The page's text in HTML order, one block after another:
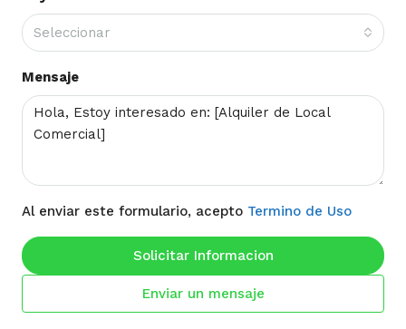
Seleccionar
Mensaje
Al enviar este formulario, acepto Termino de Uso
Solicitar Informacion
Enviar un mensaje